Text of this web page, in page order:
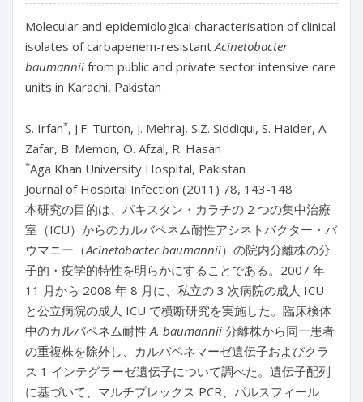
Molecular and epidemiological characterisation of clinical
isolates of carbapenem-resistantAcinetobacter
baumannii from public and private sector intensive care
units in Karachi, Pakistan
S. Irfan*, J.F. Turton, J. Mehraj, S.Z. Siddiqui, S. Haider, A.
Zafar, B. Memon, O. Afzal, R. Hasan
*Aga Khan University Hospital, Pakistan
Journal of Hospital Infection (2011) 78, 143-148
本研究の目的は、パキスタン・カラチの 2 つの集中治療
室（ICU）からのカルバペネム耐性アシネトバクター・バ
ウマニー（Acinetobacter baumannii）の院内分離株の分
子的・疫学的特性を明らかにすることである。2007 年
11 月から 2008 年 8 月に、私立の 3 次病院の成人 ICU
と公立病院の成人 ICU で横断研究を実施した。臨床検体
中のカルバペネム耐性 A. baumannii 分離株から同一患者
の重複株を除外し、カルバペネマーゼ遺伝子およびクラ
ス 1 インテグラーゼ遺伝子について調べた。遺伝子配列
に基づいて、マルチプレックス PCR、パルスフィール